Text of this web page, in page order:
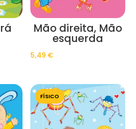
Mão direita, Mão
esquerda
5,49 €
FÍSICO